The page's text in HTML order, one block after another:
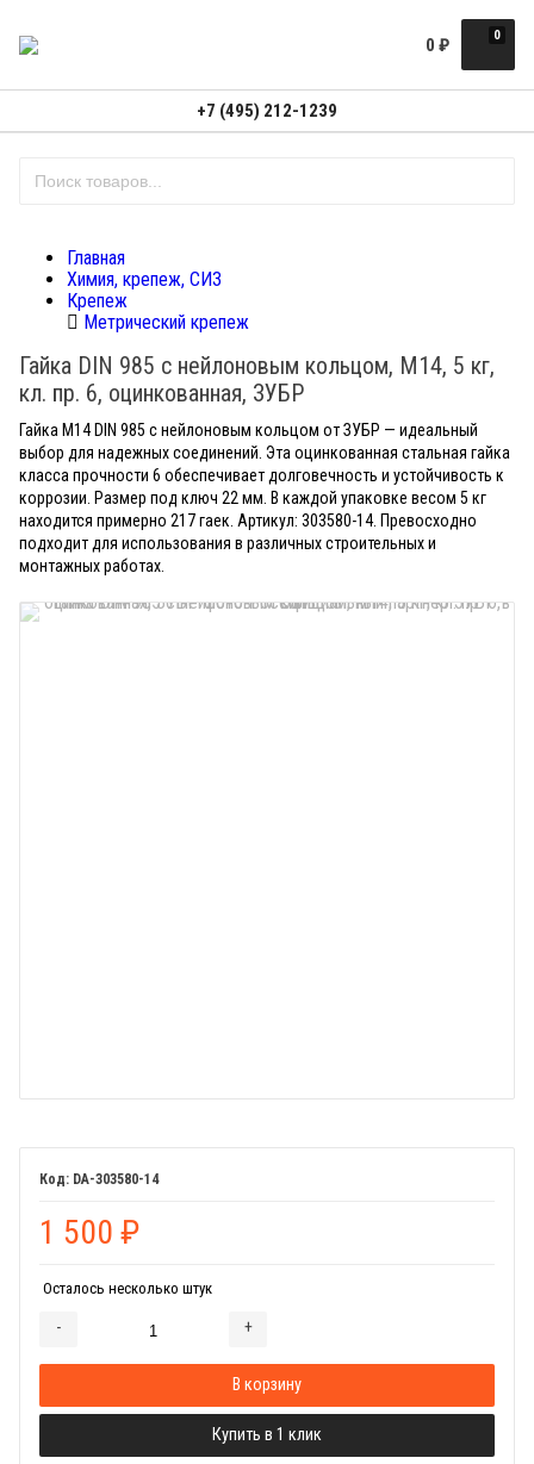
0
0 ₽
+7 (495) 212-1239
Главная
Химия, крепеж, СИЗ
Крепеж
Метрический крепеж
Гайка DIN 985 с нейлоновым кольцом, M14, 5 кг,
кл. пр. 6, оцинкованная, ЗУБР
Гайка M14 DIN 985 с нейлоновым кольцом от ЗУБР — идеальный
выбор для надежных соединений. Эта оцинкованная стальная гайка
класса прочности 6 обеспечивает долговечность и устойчивость к
коррозии. Размер под ключ 22 мм. В каждой упаковке весом 5 кг
находится примерно 217 гаек. Артикул: 303580-14. Превосходно
подходит для использования в различных строительных и
монтажных работах.
DA-303580-14
1 500 ₽
Осталось несколько штук
- +
В корзину
Купить в 1 клик